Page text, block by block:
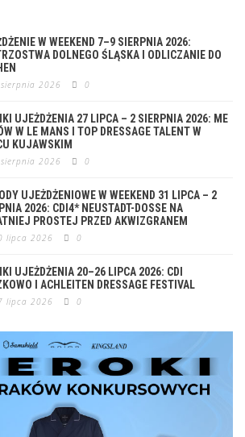
W WEEKEND 7–9 SIERPNIA 2026:
DOLNEGO ŚLĄSKA I ODLICZANIE DO
2026 0
UJEŻDŻENIA 27 LIPCA – 2 SIERPNIA 2026: ME
W LE MANS I TOP DRESSAGE TALENT W
KUJAWSKIM
2026 0
UJEŻDŻENIOWE W WEEKEND 31 LIPCA – 2
2026: CDI4* NEUSTADT-DOSSE NA
PROSTEJ PRZED AKWIZGRANEM
lipca 2026 0
UJEŻDŻENIA 20–26 LIPCA 2026: CDI
I ACHLEITEN DRESSAGE FESTIVAL
lipca 2026 0